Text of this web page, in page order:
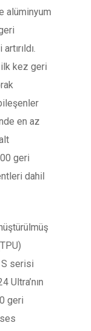
alüminyum
kez geri
en az
geri
dahil
serisi
Ultra’nın
geri